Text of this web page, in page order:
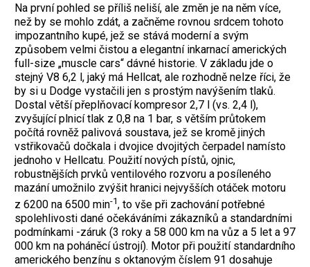
Na první pohled se příliš neliší, ale změn je na něm více,
než by se mohlo zdát, a začněme rovnou srdcem tohoto
impozantního kupé, jež se stává moderní a svým
způsobem velmi čistou a elegantní inkarnací amerických
full-size „muscle cars“ dávné historie. V základu jde o
stejný V8 6,2 l, jaký má Hellcat, ale rozhodně nelze říci, že
by si u Dodge vystačili jen s prostým navýšením tlaků.
Dostal větší přeplňovací kompresor 2,7 l (vs. 2,4 l),
zvyšující plnicí tlak z 0,8 na 1 bar, s větším průtokem
počítá rovněž palivová soustava, jež se kromě jiných
vstřikovačů dočkala i dvojice dvojitých čerpadel namísto
jednoho v Hellcatu. Použití nových pístů, ojnic,
robustnějších prvků ventilového rozvoru a posíleného
mazání umožnilo zvýšit hranici nejvyšších otáček motoru
z 6200 na 6500 min-1, to vše při zachování potřebné
spolehlivosti dané očekáváními zákazníků a standardními
podmínkami -záruk (3 roky a 58 000 km na vůz a 5 let a 97
000 km na poháněcí ústrojí). Motor při použití standardního
amerického benzínu s oktanovým číslem 91 dosahuje